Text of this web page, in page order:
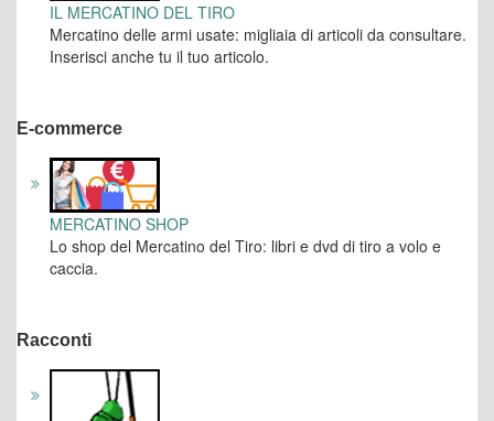
IL MERCATINO DEL TIRO
Mercatino delle armi usate: migliaia di articoli da consultare.
Inserisci anche tu il tuo articolo.
E-commerce
MERCATINO SHOP
Lo shop del Mercatino del Tiro: libri e dvd di tiro a volo e
caccia.
Racconti